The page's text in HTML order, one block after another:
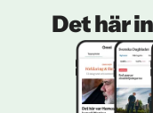
Det här